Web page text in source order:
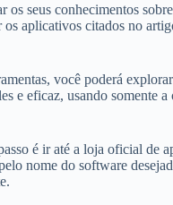
os seus conhecimentos
os aplicativos citados no
você poderá
e eficaz, usando somente a
é ir até a loja oficial de
nome do software